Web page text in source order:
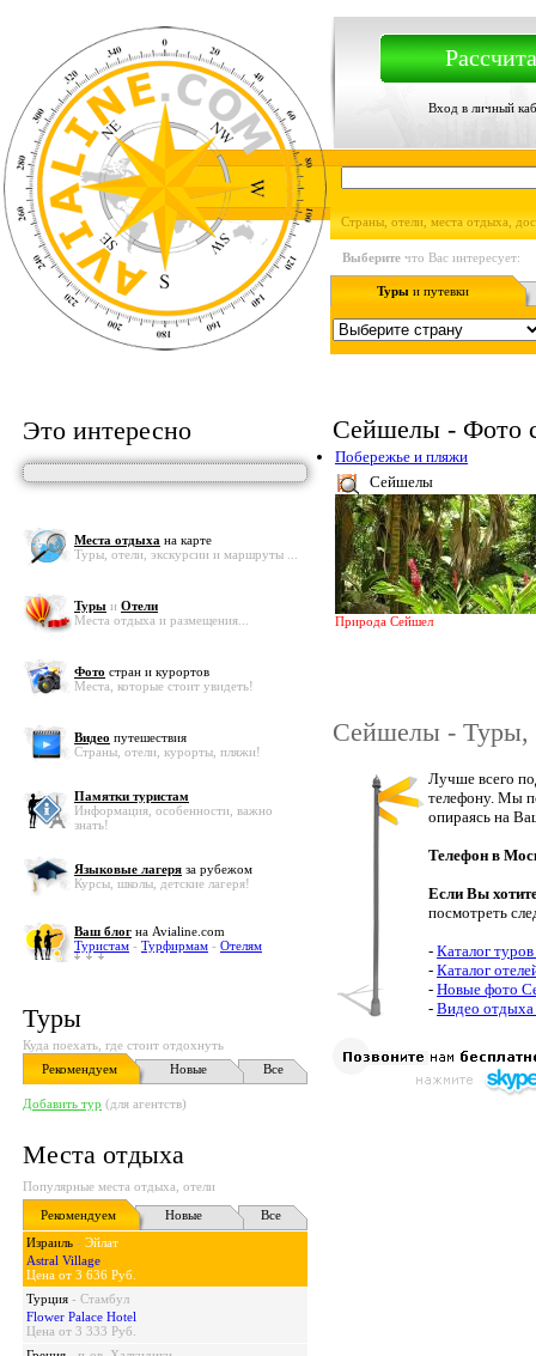
Вход в личный
Страны, отели, места отдыха,
Выберите что Вас интересует:
Туры и путевки
Это интересно
Места отдыха на карте
Туры, отели, экскурсии и маршруты ...
Туры и Отели
Места отдыха и размещения...
Фото стран и курортов
Места, которые стоит увидеть!
Видео путешествия
Страны, отели, курорты, пляжи!
Памятки туристам
Информация, особенности, важно
знать!
Языковые лагеря за рубежом
Курсы, школы, детские лагеря!
Ваш блог на Avialine.com
Туристам - Турфирмам - Отелям
Туры
Куда поехать, где стоит отдохнуть
Рекомендуем
Новые Все
Добавить тур (для агентств)
Места отдыха
Популярные места отдыха, отели
Рекомендуем
Новые
Все
Израиль - Эйлат
Astral Village
Цена от 3 636 Руб.
Турция - Стамбул
Flower Palace Hotel
Цена от 3 333 Руб.
Сейшелы - Фото
Побережье и пляжи
Сейшелы
Природа Сейшел
Сейшелы - Туры,
Лучше всего
телефону. Мы
опираясь на
Телефон в
Если Вы
посмотреть
- Каталог
- Каталог
- Новые фото
- Видео